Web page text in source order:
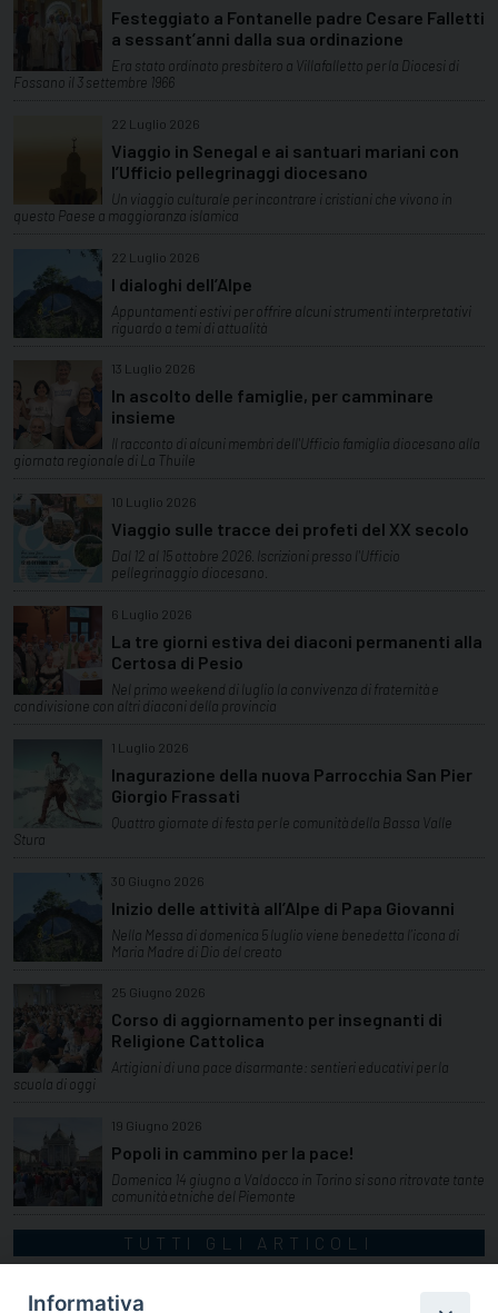
Festeggiato a Fontanelle padre Cesare Falletti
a sessant’anni dalla sua ordinazione
Era stato ordinato presbitero a Villafalletto per la Diocesi di
Fossano il 3 settembre 1966
22 Luglio 2026
Viaggio in Senegal e ai santuari mariani con
l’Ufficio pellegrinaggi diocesano
Un viaggio culturale per incontrare i cristiani che vivono in
questo Paese a maggioranza islamica
22 Luglio 2026
I dialoghi dell’Alpe
Appuntamenti estivi per offrire alcuni strumenti interpretativi
riguardo a temi di attualità
13 Luglio 2026
In ascolto delle famiglie, per camminare
insieme
Il racconto di alcuni membri dell'Ufficio famiglia diocesano alla
giornata regionale di La Thuile
10 Luglio 2026
Viaggio sulle tracce dei profeti del XX secolo
Dal 12 al 15 ottobre 2026. Iscrizioni presso l'Ufficio
pellegrinaggio diocesano.
6 Luglio 2026
La tre giorni estiva dei diaconi permanenti alla
Certosa di Pesio
Nel primo weekend di luglio la convivenza di fraternità e
condivisione con altri diaconi della provincia
1 Luglio 2026
Inagurazione della nuova Parrocchia San Pier
Giorgio Frassati
Quattro giornate di festa per le comunità della Bassa Valle
Stura
30 Giugno 2026
Inizio delle attività all’Alpe di Papa Giovanni
Nella Messa di domenica 5 luglio viene benedetta l’icona di
Maria Madre di Dio del creato
25 Giugno 2026
Corso di aggiornamento per insegnanti di
Religione Cattolica
Artigiani di una pace disarmante: sentieri educativi per la
scuola di oggi
19 Giugno 2026
Popoli in cammino per la pace!
Domenica 14 giugno a Valdocco in Torino si sono ritrovate tante
comunità etniche del Piemonte
TUTTI GLI ARTICOLI
Informativa